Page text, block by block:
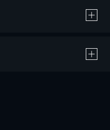
ド決済による作品の購入 / レンタルです。